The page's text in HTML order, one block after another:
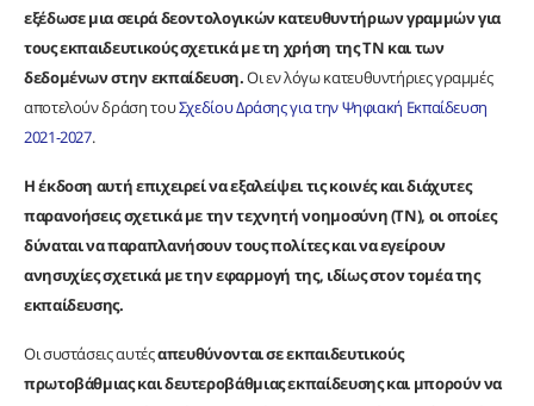
εξέδωσε μια σειρά δεοντολογικών κατευθυντήριων γραμμών για
τους εκπαιδευτικούς σχετικά με τη χρήση της ΤΝ και των
δεδομένων στην εκπαίδευση.Οι εν λόγω κατευθυντήριες γραμμές
αποτελούν δράση τουΣχεδίου Δράσης για την Ψηφιακή Εκπαίδευση
2021-2027.
Η έκδοση αυτή επιχειρεί να εξαλείψει τις κοινές και διάχυτες
παρανοήσεις σχετικά με την τεχνητή νοημοσύνη (ΤΝ), οι οποίες
δύναται να παραπλανήσουν τους πολίτες και να εγείρουν
ανησυχίες σχετικά με την εφαρμογή της, ιδίως στον τομέα της
εκπαίδευσης.
Οι συστάσεις αυτέςαπευθύνονται σε εκπαιδευτικούς
πρωτοβάθμιας και δευτεροβάθμιας εκπαίδευσηςκαι μπορούν να